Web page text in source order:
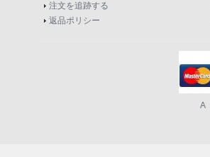
注文を追跡する
返品ポリシー
A